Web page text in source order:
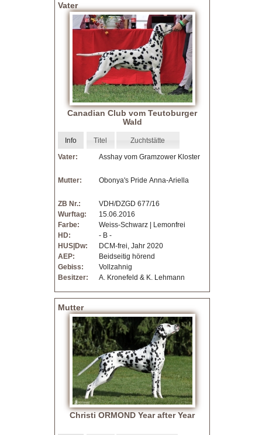
Vater
Canadian Club vom Teutoburger
Wald
Info Titel Zuchtstätte
Vater: Asshay vom Gramzower Kloster
Mutter: Obonya's Pride Anna-Ariella
ZB Nr.:
VDH/DZGD 677/16
Wurftag:
15.06.2016
Farbe:
Weiss-Schwarz | Lemonfrei
HD:
- B -
HUS|Dw:
DCM-frei, Jahr 2020
AEP:
Beidseitig hörend
Gebiss:
Vollzahnig
Besitzer:
A. Kronefeld & K. Lehmann
Mutter
Christi ORMOND Year after Year